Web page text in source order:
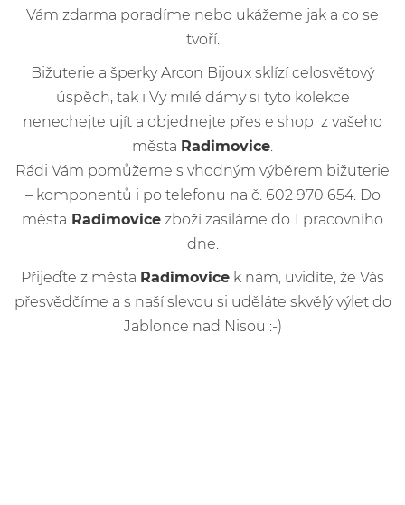
Vám zdarma poradíme nebo ukážeme jak a co se
tvoří.
Bižuterie a šperky Arcon Bijoux sklízí celosvětový
úspěch, tak i Vy milé dámy si tyto kolekce
nenechejte ujít a objednejte přes e shop z vašeho
města Radimovice
Rádi Vám pomůžeme s vhodným výběrem bižuterie
– komponentů i po telefonu na č. 602 970 654. Do
města Radimovice zboží zasíláme do 1 pracovního
dne.
Přijeďte z města Radimovice k nám, uvidíte, že Vás
přesvědčíme a s naší slevou si uděláte skvělý výlet do
Jablonce nad Nisou :-)